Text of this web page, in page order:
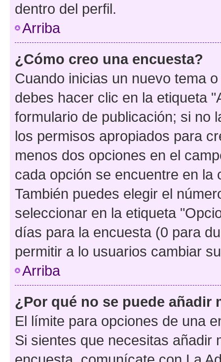
dentro del perfil.
Arriba
¿Cómo creo una encuesta?
Cuando inicias un nuevo tema
debes hacer clic en la etiqueta
formulario de publicación; si no
los permisos apropiados para
menos dos opciones en el
cada opción se encuentre en
También puedes elegir el
seleccionar en la etiqueta
días para la encuesta (0 para
permitir a lo usuarios cambiar
Arriba
¿Por qué no se puede añadir
El límite para opciones de una
Si sientes que necesitas añadir